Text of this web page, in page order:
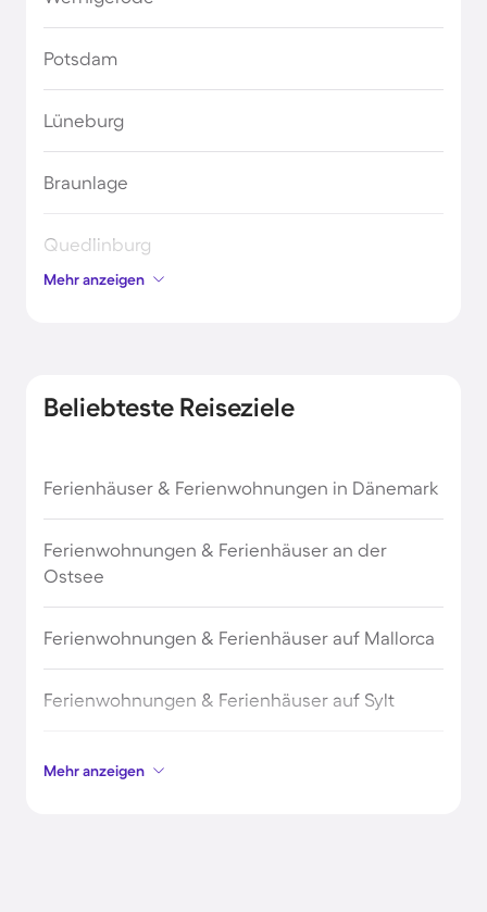
Potsdam
Lüneburg
Braunlage
Quedlinburg
Altenau
Bad Bevensen
Mehr anzeigen
Beliebteste Reiseziele
Ferienhäuser & Ferienwohnungen in Dänemark
Ferienwohnungen & Ferienhäuser an der
Ostsee
Ferienwohnungen & Ferienhäuser auf Mallorca
Ferienwohnungen & Ferienhäuser auf Sylt
Ferienwohnungen & Ferienhäuser auf Borkum
Mehr anzeigen